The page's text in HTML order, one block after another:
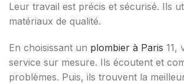
Leur travail est précis et sécurisé. Ils
matériaux de qualité.
En choisissant un plombier à Paris 11,
service sur mesure. Ils écoutent et
problèmes. Puis, ils trouvent la